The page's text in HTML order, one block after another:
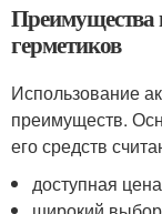
Преимущества
герметиков
Использование
преимуществ.
его средств
доступная